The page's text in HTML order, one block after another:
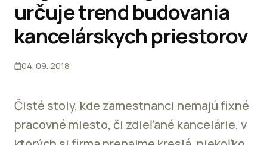
Kontakt
určuje trend budovania
kancelárskych priestorov
04. 09. 2018
Čisté stoly, kde zamestnanci nemajú fixné
pracovné miesto, či zdieľané kancelárie, v